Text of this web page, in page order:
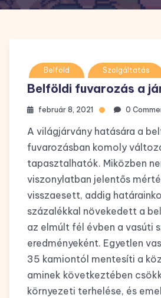
Belföld Szolgáltatás
Belföldi fuvarozás a
február 8, 2021 0
A világjárvány hatására a
fuvarozásban komoly
tapasztalhatók. Miközben
viszonylatban jelentős
visszaesett, addig
százalékkal növekedett a
az elmúlt fél évben a vasúti
eredményeként. Egyetlen
35 kamiontól mentesíti a
aminek következtében
környezeti terhelése, és